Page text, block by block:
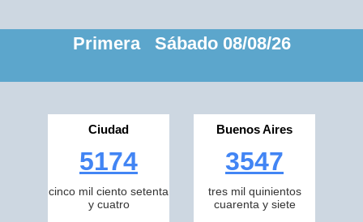
Primera Sábado 08/08/26
Ciudad
5174
cinco mil ciento setenta
y cuatro
Buenos Aires
3547
tres mil quinientos
cuarenta y siete